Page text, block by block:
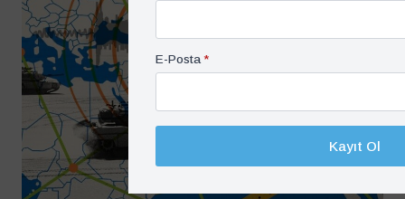
E-Posta *
Kayıt Ol